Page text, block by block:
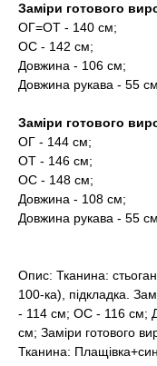
Заміри готового
ОГ=ОТ - 140 см;
ОС - 142 см;
Довжина - 106 см;
Довжина рукава - 55
Заміри готового
ОГ - 144 см;
ОТ - 146 см;
ОС - 148 см;
Довжина - 108 см;
Довжина рукава - 55
Опис: Тканина:
100-ка), підкладка.
- 114 см; ОС - 116 см;
см; Заміри готового
Тканина: